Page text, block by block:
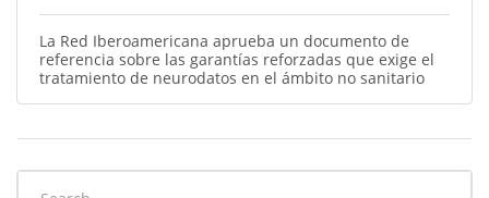
La Red Iberoamericana aprueba un documento de
referencia sobre las garantías reforzadas que exige el
tratamiento de neurodatos en el ámbito no sanitario